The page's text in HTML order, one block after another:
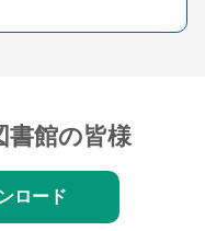
書館の皆様
ロード